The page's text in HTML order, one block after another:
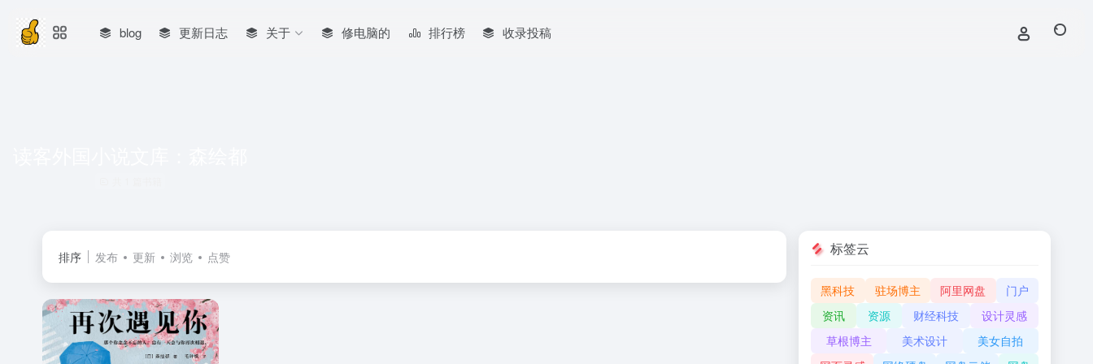
blog 更新日志 关于 修电脑的 排行榜 收录投稿
排序 发布 更新 浏览 点赞 标签云
黑科技 驻场博主 阿里网盘
门户
资讯
资源 财经科技
设计灵感
草根博主
美术设计
美女自拍